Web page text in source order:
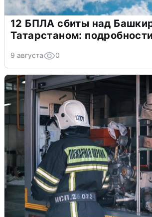
12 БПЛА сбиты над
Татарстаном: подробности
9 августа 0